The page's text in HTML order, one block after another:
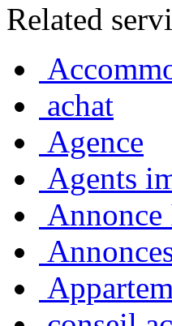
Related
achat
Agence
Agents